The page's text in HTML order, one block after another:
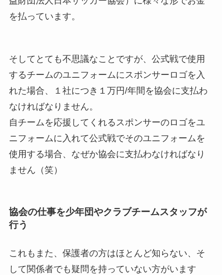
を払っています。
そしてとても不思議なことですが、公式戦で使用
するチームのユニフォームにスポンサーロゴを入
れた場合、１社につき１万円/年間を協会に支払わ
なければなりません。
自チームを応援してくれるスポンサーのロゴをユ
ニフォームに入れて公式戦でそのユニフォームを
使用する場合、なぜか協会に支払わなければなり
ません（笑）
協会の仕事を少年団やクラブチームスタッフが
行う
これもまた、保護者の方はほとんど知らない、そ
して関係者でも疑問を持っていない方がいます